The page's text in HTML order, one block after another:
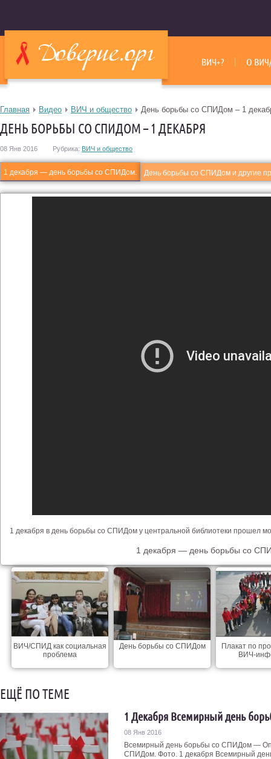
ВИЧ+? О
Главная Видео ВИЧ и общество День борьбы со СПИДом – 1
ДЕНЬ БОРЬБЫ СО СПИДОМ – 1 ДЕКАБРЯ
08 Янв 2016 Рубрика: ВИЧ и общество
1 декабря — день борьбы со СПИДом.
1 декабря в день борьбы со СПИДом у центральной библиотеки прошел
1 декабря — день борьбы со
ВИЧ/СПИД как социальная
проблема
День борьбы со СПИДом
Плакат по
ВИЧ-
ЕЩЁ ПО ТЕМЕ
1 Декабря Всемирный день
08 Янв 2016
Всемирный день борьбы со СПИДом —
СПИДом. Фото. 1 декабря Всемирный